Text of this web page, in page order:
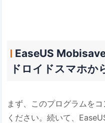
EaseUS
ドロイドスマホか
まず、このプログラムを
ください。続いて、